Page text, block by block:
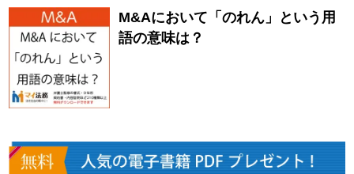
M&Aにおいて「のれん」という用
語の意味は？